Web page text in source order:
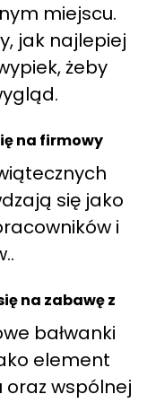
miejscu.
jak najlepiej
żeby
na firmowy
się jako
i
na zabawę z
bałwanki
element
oraz wspólnej